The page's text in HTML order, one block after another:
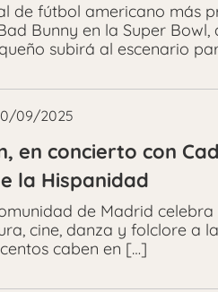
de fútbol americano más
Bunny en la Super
subirá al escenario
09/2025
en concierto con
la Hispanidad
de Madrid
cine, danza y folclore a
caben en […]